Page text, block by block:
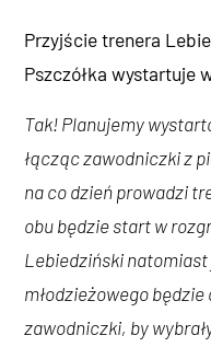
Przyjście trenera
Pszczółka wystartuje
Tak! Planujemy
łącząc zawodniczki z
na co dzień prowadzi
obu będzie start w
Lebiedziński
młodzieżowego
zawodniczki, by